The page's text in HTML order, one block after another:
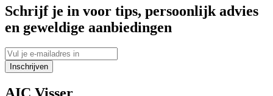
Schrijf je in voor tips, persoonlijk advies
en geweldige aanbiedingen
Inschrijven